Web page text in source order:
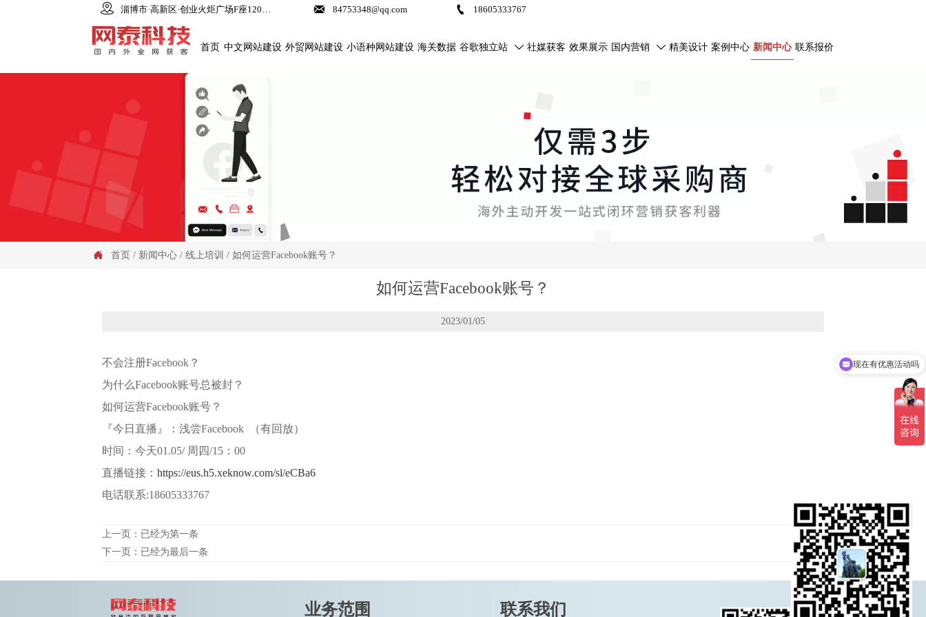
 淄博市·高新区·创业火炬广场F座1206室  84753348@qq.com  18605333767
首页 中文网站建设 外贸网站建设 小语种网站建设 海关数据 谷歌独立站  社媒获客 效果展示 国内营销  精美设计 案例中心 新闻中心 联系报价
 首页 / 新闻中心 /线上培训 /如何运营Facebook账号？
如何运营Facebook账号？
2023/01/05
不会注册Facebook？
为什么Facebook账号总被封？
如何运营Facebook账号？
『今日直播』：浅尝Facebook （有回放）
时间：今天01.05/ 周四/15：00
直播链接： https://eus.h5.xeknow.com/sl/eCBa6
电话联系:18605333767
上一页：已经为第一条
下一页：已经为最后一条
业务范围 联系我们
现在有优惠活动吗